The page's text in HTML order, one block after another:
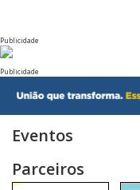
Publicidade
Publicidade
Eventos
Parceiros